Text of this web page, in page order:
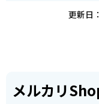
更新日
メルカリ